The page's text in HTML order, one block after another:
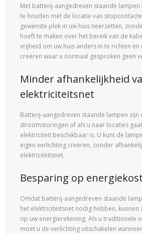
Met batterij-aangedreven staande
te houden met de locatie van
gewenste plek in uw huis neerzetten,
hoeft te maken over het bereik van de
vrijheid om uw huis anders in te richten en
creëren waar u normaal gesproken geen
Minder afhankelijkheid
elektriciteitsnet
Batterij-aangedreven staande lampen
stroomstoringen of als u naar locaties
elektriciteit beschikbaar is. U kunt de
eigen verlichting creëren, zonder
elektriciteitsnet.
Besparing op
Omdat batterij-aangedreven staande
het elektriciteitsnet nodig hebben, kunnen
op uw energierekening. Als u traditionele
moet u de verlichting uitschakelen